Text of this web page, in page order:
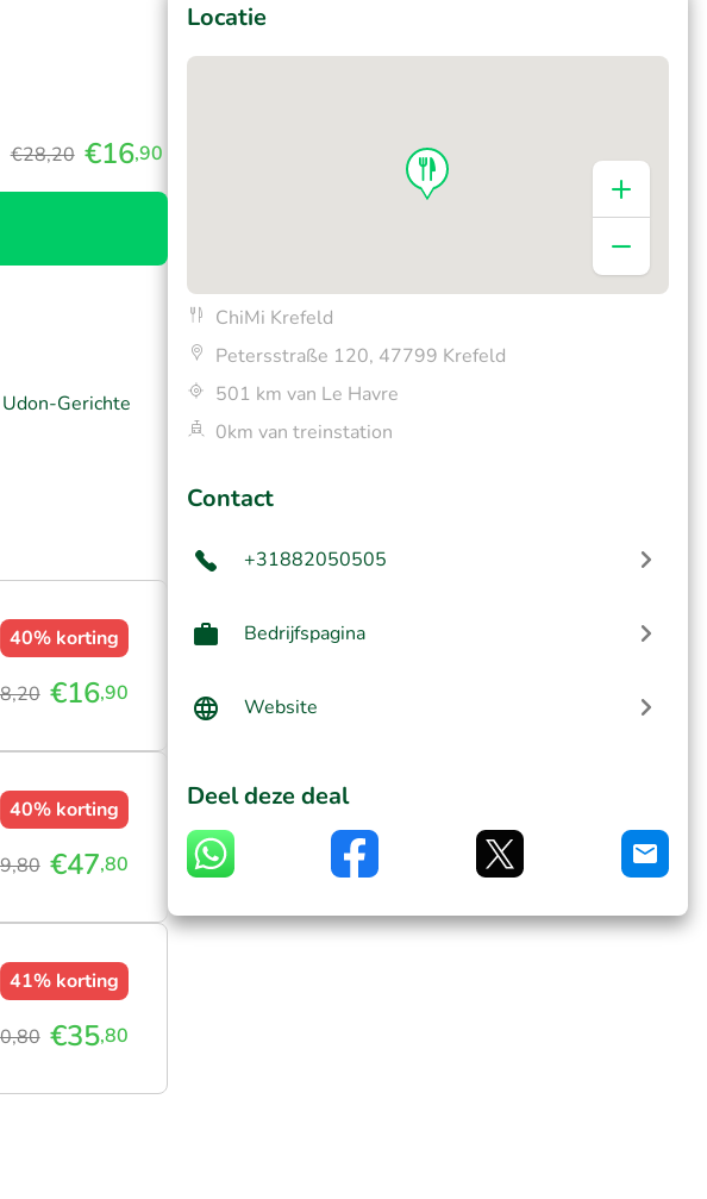
€28,20 €16,90
Gerichte
40% korting
€16,90
40% korting
€47,80
41% korting
€35,80
Locatie
ChiMi Krefeld
Petersstraße 120, 47799 Krefeld
501 km van Le Havre
0km van treinstation
Contact
+31882050505
Bedrijfspagina
Website
Deel deze deal